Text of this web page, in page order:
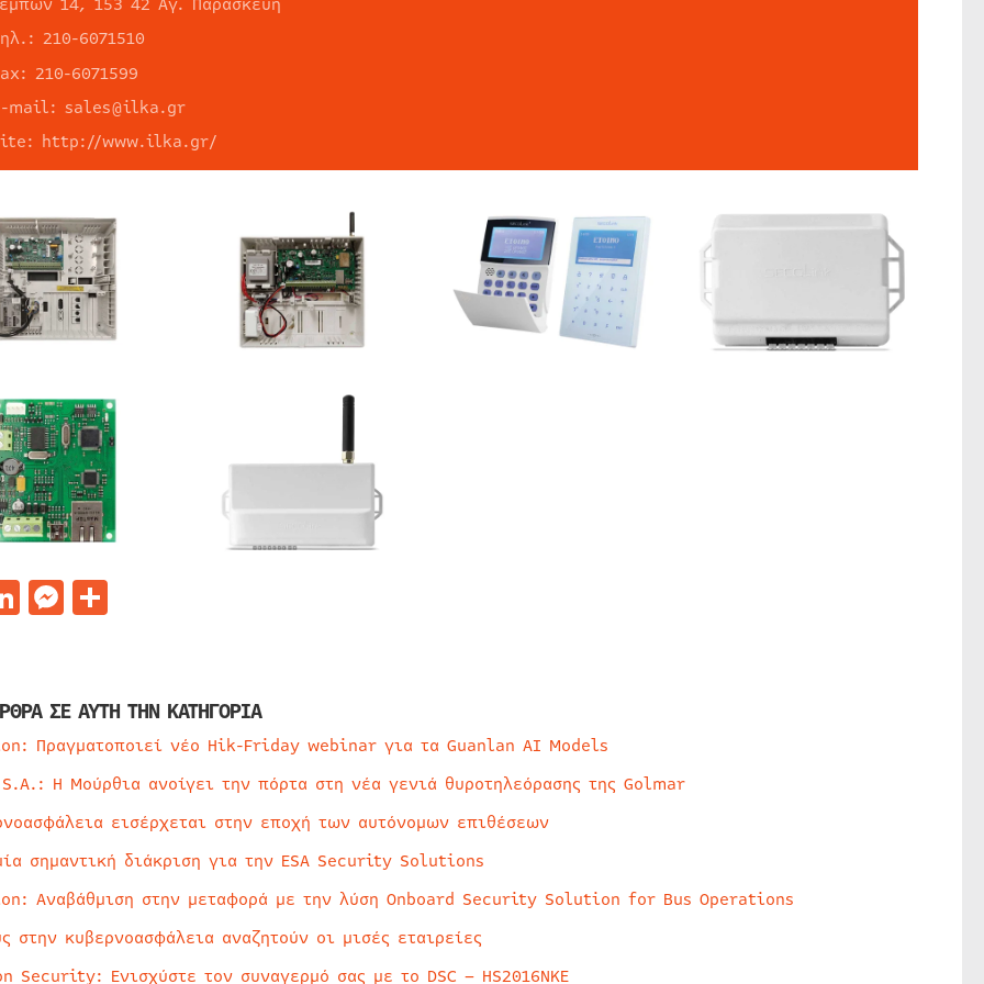
210-6071510
210-6071599
mail: sales@ilka.gr
http://www.ilka.gr/
LinkedIn
Messenger
Μοιραστείτε
ΣΕ ΑΥΤΗ ΤΗΝ ΚΑΤΗΓΟΡΙΑ
Πραγματοποιεί νέο Hik-Friday webinar για τα Guanlan AI Models
Η Μούρθια ανοίγει την πόρτα στη νέα γενιά θυροτηλεόρασης της Golmar
εισέρχεται στην εποχή των αυτόνομων επιθέσεων
σημαντική διάκριση για την ESA Security Solutions
Αναβάθμιση στην μεταφορά με την λύση Onboard Security Solution for Bus Operations
στην κυβερνοασφάλεια αναζητούν οι μισές εταιρείες
Security: Ενισχύστε τον συναγερμό σας με το DSC – HS2016NKE